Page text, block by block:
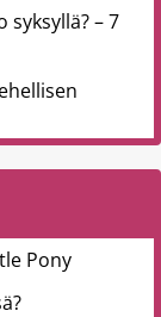
– 7
Pony